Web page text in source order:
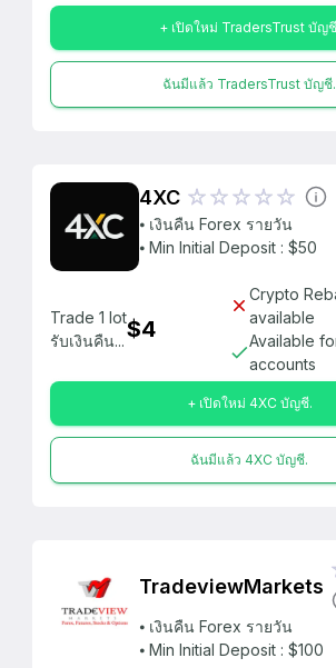
+ เปิดใหม่ TradersTrust บัญ
ฉันมีแล้ว TradersTrust บัญชี.
4XC
⦁ เงินคืน Forex รายวัน
⦁ Min Initial Deposit : $50
Trade 1 lot
รับเงินคืน...$4
Crypto
available
Available
accounts
+ เปิดใหม่ 4XC บัญชี.
ฉันมีแล้ว 4XC บัญชี.
TradeviewMarkets
⦁ เงินคืน Forex รายวัน
⦁ Min Initial Deposit : $100